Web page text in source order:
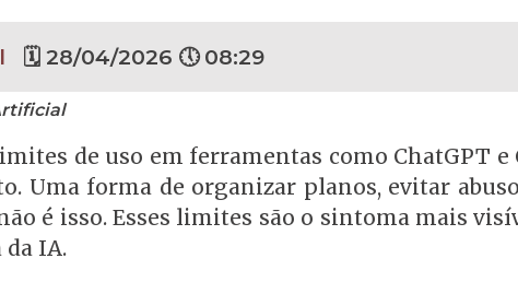
🗓 28/04/2026 🕔 08:29
de uso em ferramentas como ChatGPT e
Uma forma de organizar planos, evitar
é isso. Esses limites são o sintoma mais
IA.